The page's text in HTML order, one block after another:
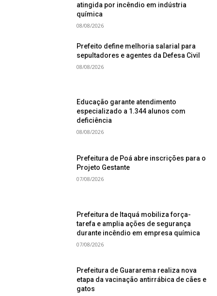
atingida por incêndio em indústria
química
08/08/2026
Prefeito define melhoria salarial para
sepultadores e agentes da Defesa Civil
08/08/2026
Educação garante atendimento
especializado a 1.344 alunos com
deficiência
08/08/2026
Prefeitura de Poá abre inscrições para o
Projeto Gestante
07/08/2026
Prefeitura de Itaquá mobiliza força-
tarefa e amplia ações de segurança
durante incêndio em empresa química
07/08/2026
Prefeitura de Guararema realiza nova
etapa da vacinação antirrábica de cães e
gatos